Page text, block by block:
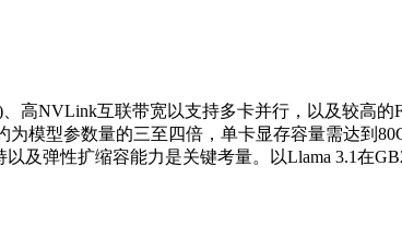
NVLink互联带宽以支持多卡并行，以及较高的
模型参数量的三至四倍，单卡显存容量需达到
及弹性扩缩容能力是关键考量。以Llama 3.1在